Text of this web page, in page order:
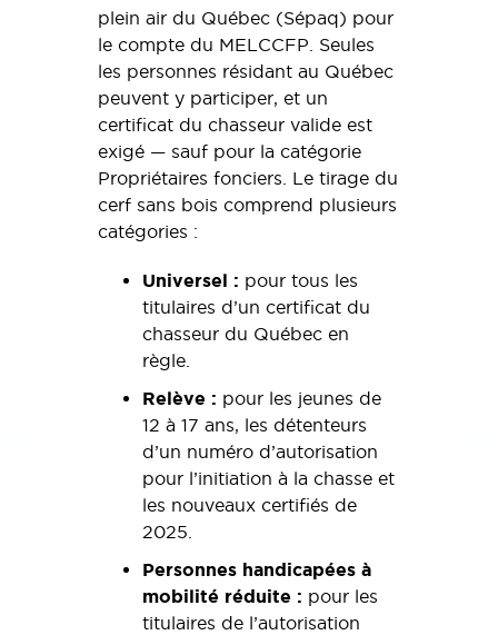
plein air du Québec (Sépaq) pour
le compte du MELCCFP. Seules
les personnes résidant au Québec
peuvent y participer, et un
certificat du chasseur valide est
exigé — sauf pour la catégorie
Propriétaires fonciers. Le tirage du
cerf sans bois comprend plusieurs
catégories :
Universel : pour tous les
titulaires d’un certificat du
chasseur du Québec en
règle.
Relève : pour les jeunes de
12 à 17 ans, les détenteurs
d’un numéro d’autorisation
pour l’initiation à la chasse et
les nouveaux certifiés de
2025.
Personnes handicapées à
mobilité réduite : pour les
titulaires de l’autorisation